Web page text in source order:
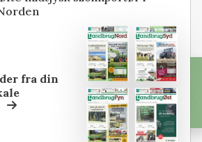
fra din